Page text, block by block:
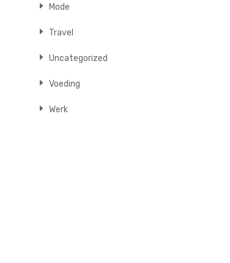
Mode
Travel
Uncategorized
Voeding
Werk